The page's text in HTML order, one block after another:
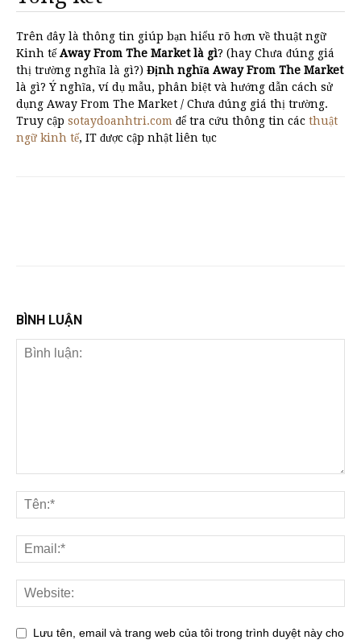
Trên đây là thông tin giúp bạn hiểu rõ hơn về thuật ngữ
Kinh tếAway From The Market là gì? (hay Chưa đúng giá
thị trường nghĩa là gì?) Định nghĩa Away From The Market
là gì? Ý nghĩa, ví dụ mẫu, phân biệt và hướng dẫn cách sử
dụng Away From The Market / Chưa đúng giá thị trường.
Truy cập sotaydoanhtri.com để tra cứu thông tin các thuật
ngữ kinh tế, IT được cập nhật liên tục
BÌNH LUẬN
Lưu tên, email và trang web của tôi trong trình duyệt này cho